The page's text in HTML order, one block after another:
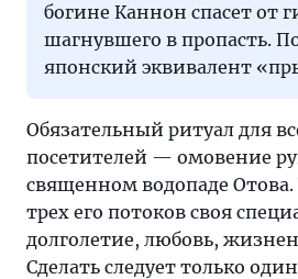
богине Каннон спасет от
шагнувшего в пропасть.
японский эквивалент
Обязательный ритуал для
посетителей — омовение
священном водопаде Отова.
трех его потоков своя
долголетие, любовь,
Сделать следует только